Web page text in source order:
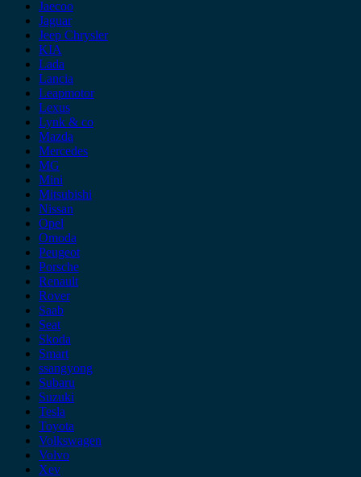
Jaecoo
Jaguar
Jeep Chrysler
KIA
Lada
Lancia
Leapmotor
Lexus
Lynk & co
Mazda
Mercedes
MG
Mini
Mitsubishi
Nissan
Opel
Omoda
Peugeot
Porsche
Renault
Rover
Saab
Seat
Skoda
Smart
ssangyong
Subaru
Suzuki
Tesla
Toyota
Volkswagen
Volvo
Xev